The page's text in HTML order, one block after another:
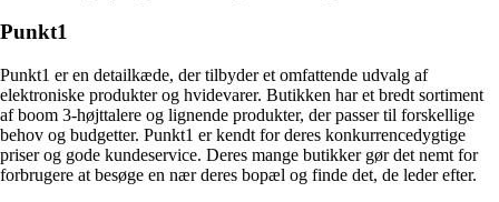
Punkt1
Punkt1 er en detailkæde, der tilbyder et omfattende udvalg af
elektroniske produkter og hvidevarer. Butikken har et bredt sortiment
af boom 3-højttalere og lignende produkter, der passer til forskellige
behov og budgetter. Punkt1 er kendt for deres konkurrencedygtige
priser og gode kundeservice. Deres mange butikker gør det nemt for
forbrugere at besøge en nær deres bopæl og finde det, de leder efter.